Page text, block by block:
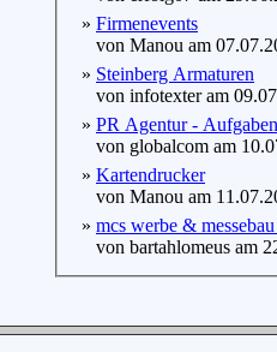
» Firmenevents
von Manou am
» Steinberg Armaturen
von infotexter am
» PR Agentur -
von globalcom am
» Kartendrucker
von Manou am
» mcs werbe &
von bartahlomeus am